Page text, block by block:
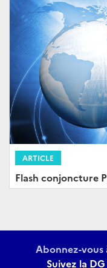
ARTICLE
Flash conjoncture
Abonnez-
Suivez la